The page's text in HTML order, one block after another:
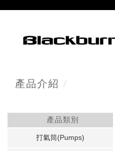
產品介紹 /
產品類別
打氣筒(Pumps)